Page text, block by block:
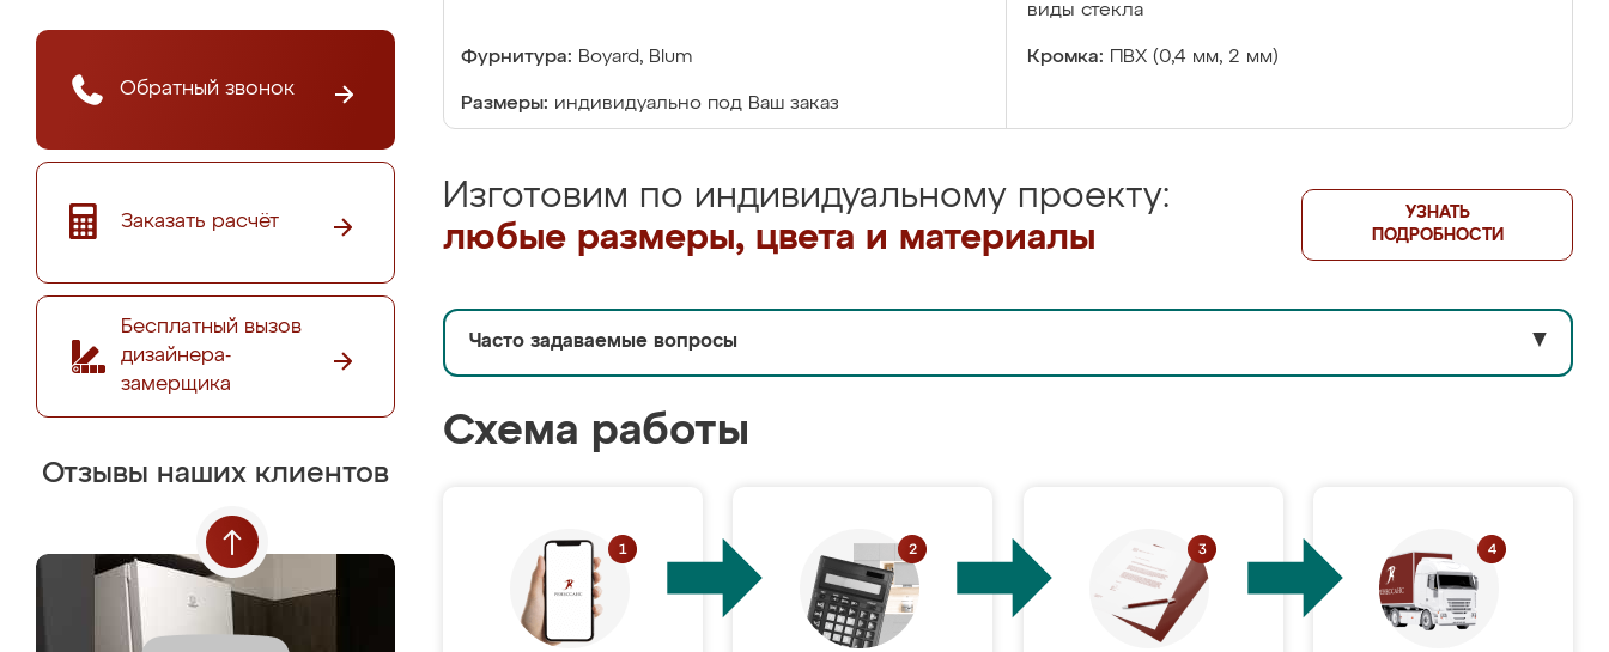
Обратный звонок
Заказать расчёт
Бесплатный вызов
дизайнера-
замерщика
Отзывы наших клиентов
виды стекла
Фурнитура: Boyard, Blum Кромка: ПВХ (0,4 мм, 2 мм)
Размеры: индивидуально под Ваш заказ
Изготовим по индивидуальному проекту:
любые размеры, цвета и материалы
УЗНАТЬ
ПОДРОБНОСТИ
Часто задаваемые вопросы ▼
Схема работы